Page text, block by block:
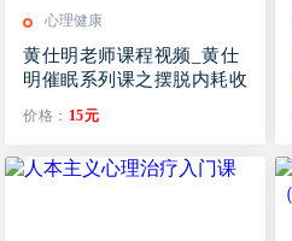
心理健康
黄仕明老师课程视频_黄仕
明催眠系列课之摆脱内耗收
价格： 15元